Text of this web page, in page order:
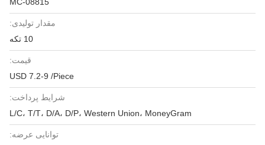
مقدار تولیدی:
10 تکه
قیمت:
USD 7.2-9 /Piece
شرایط پرداخت:
L/C، T/T، D/A، D/P، Western Union، MoneyGram
توانایی عرضه: